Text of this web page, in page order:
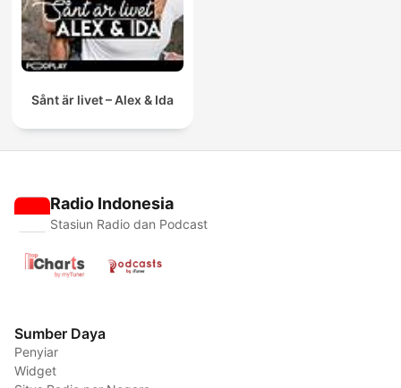
Sånt är livet – Alex & Ida
Radio Indonesia
Stasiun Radio dan Podcast
Sumber Daya
Penyiar
Widget